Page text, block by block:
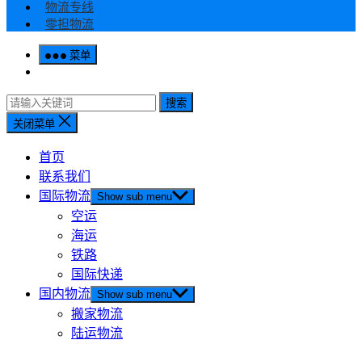
物流专线
零担物流
菜单
搜索
关闭菜单
首页
联系我们
国际物流 Show sub menu
空运
海运
铁路
国际快递
国内物流 Show sub menu
搬家物流
陆运物流